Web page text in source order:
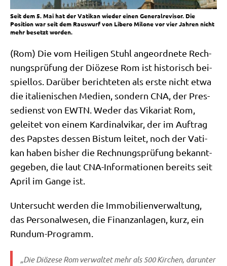
Seit dem 5. Mai hat der Vatikan wieder einen Generalrevisor. Die
Position war seit dem Rauswurf von Libero Milone vor vier Jahren nicht
mehr besetzt worden.
(Rom) Die vom Hei­li­gen Stuhl ange­ord­ne­te Rech­
nungs­prü­fung der Diö­ze­se Rom ist histo­risch bei­
spiel­los. Dar­über berich­te­ten als erste nicht etwa
die ita­lie­ni­schen Medi­en, son­dern CNA, der Pres­
se­dienst von EWTN. Weder das Vika­ri­at Rom,
gelei­tet von einem Kar­di­nal­vi­kar, der im Auf­trag
des Pap­stes des­sen Bis­tum lei­tet, noch der Vati­
kan haben bis­her die Rech­nungs­prü­fung bekannt­
ge­ge­ben, die laut CNA-Infor­ma­tio­nen bereits seit
April im Gan­ge ist.
Unter­sucht wer­den die Immo­bi­li­en­ver­wal­tung,
das Per­so­nal­we­sen, die Finanz­an­la­gen, kurz, ein
Rundum-Programm.
„Die Diö­ze­se Rom ver­wal­tet mehr als 500 Kir­chen, dar­un­ter